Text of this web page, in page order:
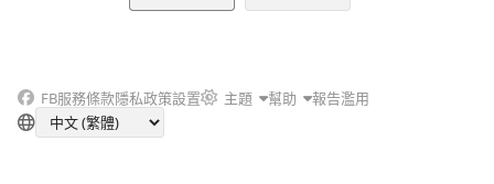
FB服務條款隱私政策設置 主題 幫助 報告濫用